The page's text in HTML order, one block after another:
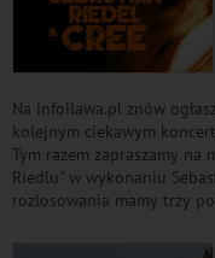
Na infoilawa.pl znów
kolejnym ciekawym
Tym razem zapraszamy na
Riedlu" w wykonaniu
rozlosowania mamy trzy